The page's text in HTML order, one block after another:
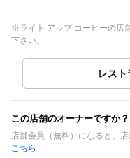
※ライト アップ コーヒーの店
下さい。
この店舗のオーナーですか？
店舗会員（無料）になると、
こちら